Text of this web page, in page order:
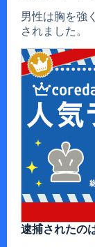
男性は胸を強
されました。
逮捕されたの